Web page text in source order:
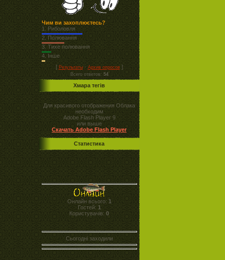
Чим ви захоплюєтесь?
1.
Риболовля
2. Полювання
3. Тихе полювання
4. Інше
[ Результаты· Архив опросов]
Всего ответов: 54
Хмара тегів
Для красивого отображения Облака
необходим
Adobe Flash Player 9
или выше
Скачать Adobe Flash Player
Статистика
Онлайн всього: 1
Гостей: 1
Користувачів: 0
Сьогодні заходили